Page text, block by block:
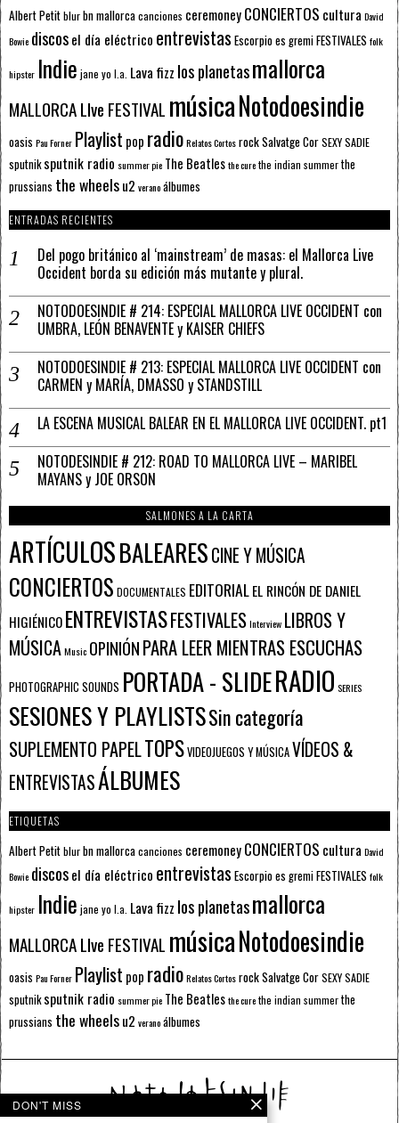
Albert Petitblurbn mallorcacanciones ceremoneyCONCIERTOS cultura David
Bowie discosel día eléctrico entrevistas Escorpioes gremiFESTIVALES folk
hipster Indie jane yo l.a. Lava fizz los planetasmallorca
MALLORCA LIve FESTIVAL músicaNotodoesindie
oasis Pau Forner Playlist pop radioRelatos CortosrockSalvatge CorSEXY SADIE
sputnik sputnik radio summer pie The Beatlesthe curethe indian summerthe
prussians the wheelsu2 veranoálbumes
ENTRADAS RECIENTES
Del pogo británico al ‘mainstream’ de masas: el Mallorca Live
Occident borda su edición más mutante y plural.
NOTODOESINDIE # 214: ESPECIAL MALLORCA LIVE OCCIDENT con
UMBRA, LEÓN BENAVENTE y KAISER CHIEFS
NOTODOESINDIE # 213: ESPECIAL MALLORCA LIVE OCCIDENT con
CARMEN y MARÍA, DMASSO y STANDSTILL
LA ESCENA MUSICAL BALEAR EN EL MALLORCA LIVE OCCIDENT. pt1
NOTODESINDIE # 212: ROAD TO MALLORCA LIVE – MARIBEL
MAYANS y JOE ORSON
SALMONES A LA CARTA
ARTÍCULOSBALEARESCINE Y MÚSICA
CONCIERTOS DOCUMENTALES EDITORIALEL RINCÓN DE DANIEL
HIGIÉNICOENTREVISTASFESTIVALESInterview LIBROS Y
MÚSICAMusic OPINIÓNPARA LEER MIENTRAS ESCUCHAS
PHOTOGRAPHIC SOUNDS PORTADA - SLIDERADIO SERIES
SESIONES Y PLAYLISTSSin categoría
SUPLEMENTO PAPELTOPSVIDEOJUEGOS Y MÚSICAVÍDEOS &
ENTREVISTASÁLBUMES
ETIQUETAS
Albert Petitblurbn mallorcacanciones ceremoneyCONCIERTOS cultura David
Bowie discosel día eléctrico entrevistas Escorpioes gremiFESTIVALES folk
hipster Indie jane yo l.a. Lava fizz los planetasmallorca
MALLORCA LIve FESTIVAL músicaNotodoesindie
oasis Pau Forner Playlist pop radioRelatos CortosrockSalvatge CorSEXY SADIE
sputnik sputnik radio summer pie The Beatlesthe curethe indian summerthe
prussians the wheelsu2 veranoálbumes
DON'T MISS